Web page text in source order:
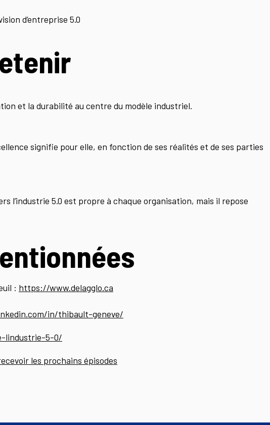
d’entreprise 5.0
et la durabilité au centre du modèle industriel.
signifie pour elle, en fonction de ses réalités et de ses parties
l’industrie 5.0 est propre à chaque organisation, mais il repose
: https://www.delagglo.ca
in/thibault-geneve/
lindustrie-5-0/
les prochains épisodes